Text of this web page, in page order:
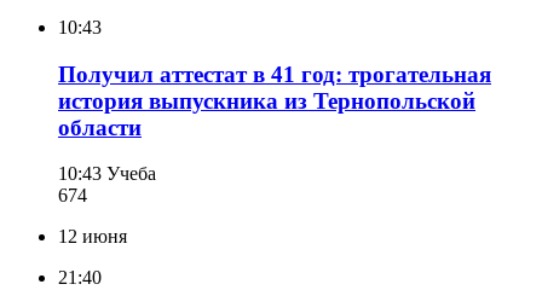
10:43
Получил аттестат в 41 год: трогательная
история выпускника из Тернопольской
области
10:43 Учеба
674
12 июня
21:40